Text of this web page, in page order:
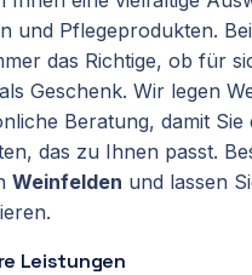
und Pflegeprodukten.
das Richtige, ob für
Geschenk. Wir legen
Beratung, damit Sie
das zu Ihnen passt.
Weinfelden und lassen
Leistungen